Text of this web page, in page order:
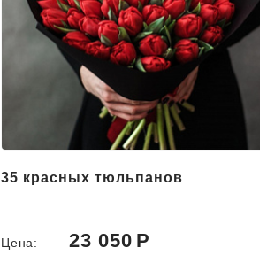
35 красных тюльпанов
Цена: 23 050